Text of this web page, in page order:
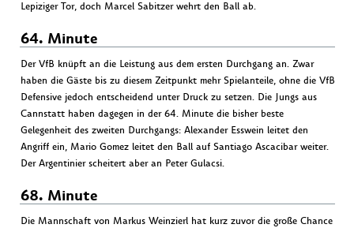
Lepiziger Tor, doch Marcel Sabitzer wehrt den Ball ab.
64. Minute
Der VfB knüpft an die Leistung aus dem ersten Durchgang an. Zwar
haben die Gäste bis zu diesem Zeitpunkt mehr Spielanteile, ohne die VfB
Defensive jedoch entscheidend unter Druck zu setzen. Die Jungs aus
Cannstatt haben dagegen in der 64. Minute die bisher beste
Gelegenheit des zweiten Durchgangs: Alexander Esswein leitet den
Angriff ein, Mario Gomez leitet den Ball auf Santiago Ascacibar weiter.
Der Argentinier scheitert aber an Peter Gulacsi.
68. Minute
Die Mannschaft von Markus Weinzierl hat kurz zuvor die große Chance